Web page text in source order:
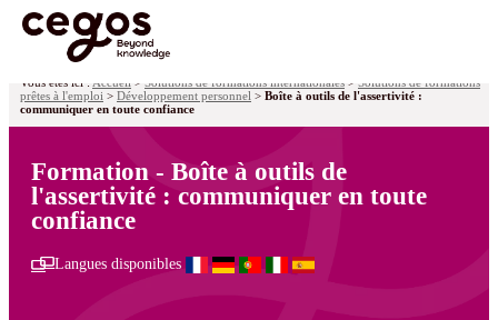
Vous êtes ici : Accueil > Solutions de formations internationales > Solutions de formations
prêtes à l'emploi > Développement personnel > Boîte à outils de l'assertivité :
communiquer en toute confiance
Formation - Boîte à outils de
l'assertivité : communiquer en toute
confiance
Langues disponibles